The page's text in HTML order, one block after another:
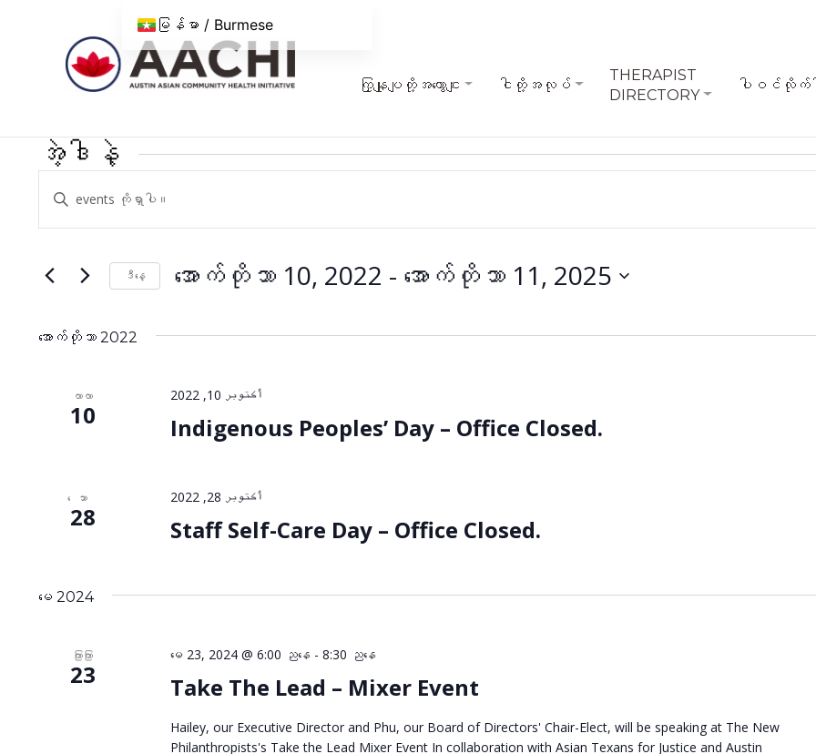
ကြှနျုပျတို့အကွောငျး ငါတို့အလုပ်
THERAPIST
DIRECTORY
ပါဝင်လိုက်
အဲ့ဒါနဲ့
အဲ့
ဒါနဲ့
မှု
ကြည့်ရှု
Keyword
ပါ။
Keyword
အဲ့
ဒီနေ့ အောက်တိုဘာ 10, 2022 - အောက်တိုဘာ 11, 2025
အောက်တိုဘာ 2022
လာလာ
10 Indigenous Peoples’ Day – Office Closed.
أكتوبر 10, 2022
ေသာ
28 Staff Self-Care Day – Office Closed.
أكتوبر 28, 2022
မေ 2024
ကြာကြာ
23 Take The Lead – Mixer Event
မေ 23, 2024 @ 6:00 ညနေ -8:30 ညနေ
Hailey, our Executive Director and Phu, our Board of Directors' Chair-Elect, will be speaking at The New
Philanthropists's Take the Lead Mixer Event In collaboration with Asian Texans for Justice and Austin
မြန်မာ / Burmese